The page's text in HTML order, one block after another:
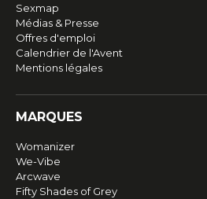
Sexmap
Médias & Presse
Offres d'emploi
Calendrier de l'Avent
Mentions légales
MARQUES
Womanizer
We-Vibe
Arcwave
Fifty Shades of Grey